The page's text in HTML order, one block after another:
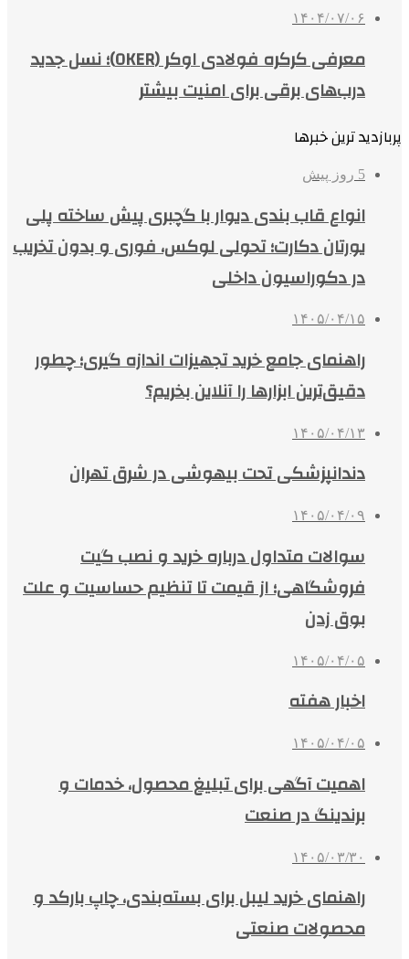
۱۴۰۴/۰۷/۰۶
معرفی کرکره فولادی اوکر (OKER)؛ نسل جدید
درب‌های برقی برای امنیت بیشتر
پربازدید ترین خبرها
5 روز پیش
انواع قاب بندی دیوار با گچبری پیش ساخته پلی
یورتان دکارت؛ تحولی لوکس، فوری و بدون تخریب
در دکوراسیون داخلی
۱۴۰۵/۰۴/۱۵
راهنمای جامع خرید تجهیزات اندازه گیری؛ چطور
دقیق‌ترین ابزارها را آنلاین بخریم؟
۱۴۰۵/۰۴/۱۳
دندانپزشکی تحت بیهوشی در شرق تهران
۱۴۰۵/۰۴/۰۹
سوالات متداول درباره خرید و نصب گیت
فروشگاهی؛ از قیمت تا تنظیم حساسیت و علت
بوق زدن
۱۴۰۵/۰۴/۰۵
اخبار هفته
۱۴۰۵/۰۴/۰۵
اهمیت آگهی برای تبلیغ محصول، خدمات و
برندینگ در صنعت
۱۴۰۵/۰۳/۳۰
راهنمای خرید لیبل برای بسته‌بندی، چاپ بارکد و
محصولات صنعتی